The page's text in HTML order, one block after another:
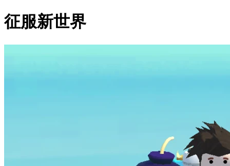
征服新世界